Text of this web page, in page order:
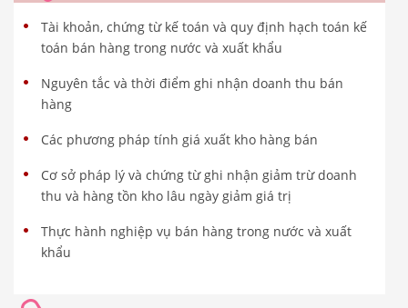
Tài khoản, chứng từ kế toán và quy định hạch toán kế
toán bán hàng trong nước và xuất khẩu
Nguyên tắc và thời điểm ghi nhận doanh thu bán
hàng
Các phương pháp tính giá xuất kho hàng bán
Cơ sở pháp lý và chứng từ ghi nhận giảm trừ doanh
thu và hàng tồn kho lâu ngày giảm giá trị
Thực hành nghiệp vụ bán hàng trong nước và xuất
khẩu